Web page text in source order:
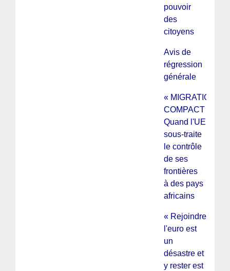
pouvoir
des
citoyens
Avis de
régression
générale
« MIGRATION
COMPACT » :
Quand l'UE
sous-traite
le contrôle
de ses
frontières
à des pays
africains
« Rejoindre
l'euro est
un
désastre et
y rester est